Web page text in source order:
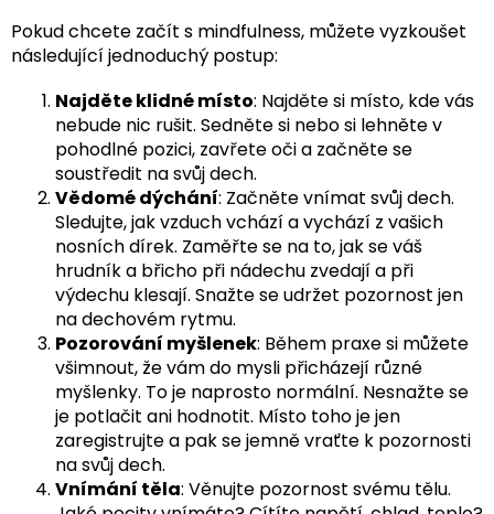
Pokud chcete začít s mindfulness, můžete vyzkoušet
následující jednoduchý postup:
Najděte klidné místo: Najděte si místo, kde vás
nebude nic rušit. Sedněte si nebo si lehněte v
pohodlné pozici, zavřete oči a začněte se
soustředit na svůj dech.
Vědomé dýchání: Začněte vnímat svůj dech.
Sledujte, jak vzduch vchází a vychází z vašich
nosních dírek. Zaměřte se na to, jak se váš
hrudník a břicho při nádechu zvedají a při
výdechu klesají. Snažte se udržet pozornost jen
na dechovém rytmu.
Pozorování myšlenek: Během praxe si můžete
všimnout, že vám do mysli přicházejí různé
myšlenky. To je naprosto normální. Nesnažte se
je potlačit ani hodnotit. Místo toho je jen
zaregistrujte a pak se jemně vraťte k pozornosti
na svůj dech.
Vnímání těla: Věnujte pozornost svému tělu.